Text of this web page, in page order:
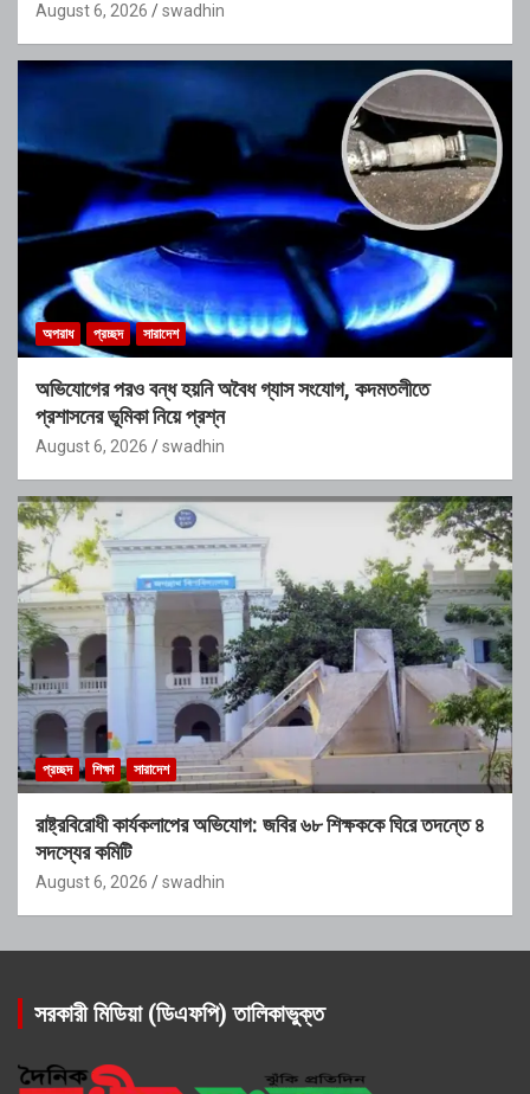
August 6, 2026 swadhin
অপরাধ প্রচ্ছদ সারাদেশ
অভিযোগের পরও বন্ধ হয়নি অবৈধ গ্যাস সংযোগ, কদমতলীতে
প্রশাসনের ভূমিকা নিয়ে প্রশ্ন
August 6, 2026 swadhin
প্রচ্ছদ শিক্ষা সারাদেশ
রাষ্ট্রবিরোধী কার্যকলাপের অভিযোগ: জবির ৬৮ শিক্ষককে ঘিরে তদন্তে ৪
সদস্যের কমিটি
August 6, 2026 swadhin
সরকারী মিডিয়া (ডিএফপি) তালিকাভুক্ত